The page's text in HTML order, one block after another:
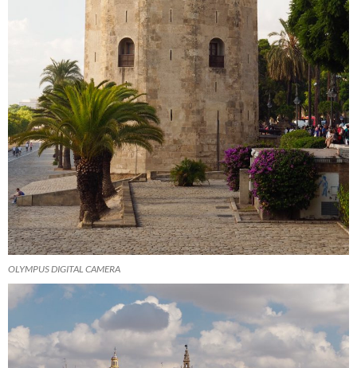
OLYMPUS DIGITAL CAMERA